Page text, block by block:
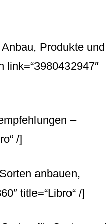
Produkte und
link=“3980432947″
–
/]
anbauen,
title=“Libro“ /]